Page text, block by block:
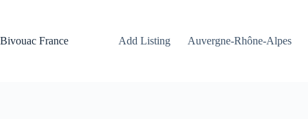
Bivouac France
Add Listing Auvergne-Rhône-Alpes